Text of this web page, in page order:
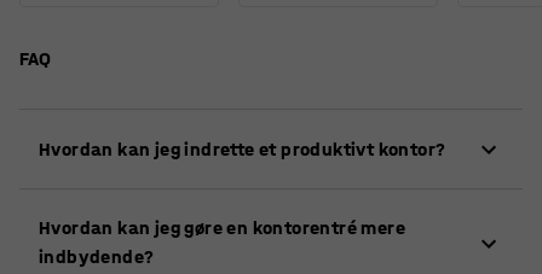
FAQ
Hvordan kan jeg indrette et produktivt kontor?
såsom stille områder til fokuseret arbejde, sociale
loungeområder til uformelle møder, og små
Hvordan kan jeg gøre en kontorentré mere
indbydende?